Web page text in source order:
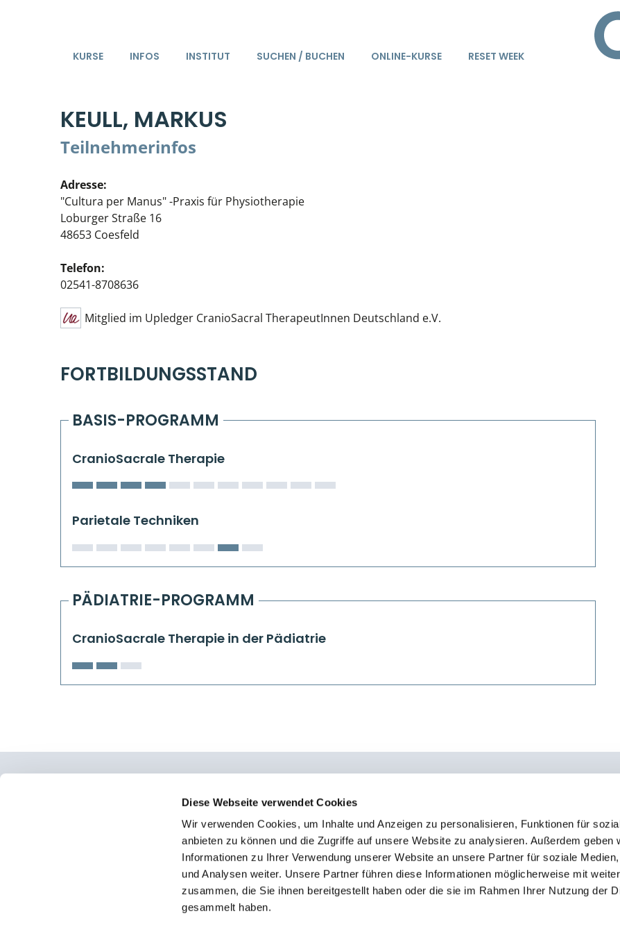
Diese Webseite verwendet Cookies
Wir verwenden Cookies, um Inhalte und Anzeigen zu personalisieren, Funktionen für
anbieten zu können und die Zugriffe auf unsere Website zu analysieren. Außerdem geben
Informationen zu Ihrer Verwendung unserer Website an unsere Partner für soziale
und Analysen weiter. Unsere Partner führen diese Informationen möglicherweise mit
zusammen, die Sie ihnen bereitgestellt haben oder die sie im Rahmen Ihrer Nutzung der
gesammelt haben.
KURSE INFOS INSTITUT SUCHEN / BUCHEN ONLINE-KURSE RESET WEEK
KEULL, MARKUS
Teilnehmerinfos
Adresse:
"Cultura per Manus" -Praxis für Physiotherapie
Loburger Straße 16
48653 Coesfeld
Telefon:
02541-8708636
Mitglied im Upledger CranioSacral TherapeutInnen Deutschland e.V.
FORTBILDUNGSSTAND
BASIS-PROGRAMM
CranioSacrale Therapie
Parietale Techniken
PÄDIATRIE-PROGRAMM
CranioSacrale Therapie in der Pädiatrie
Konrad-Adenauer-Straße 6
0451 - 4 79 95 0
info@osteopathie-institut-deutschland.de